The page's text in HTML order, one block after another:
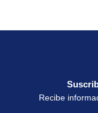
Recibe